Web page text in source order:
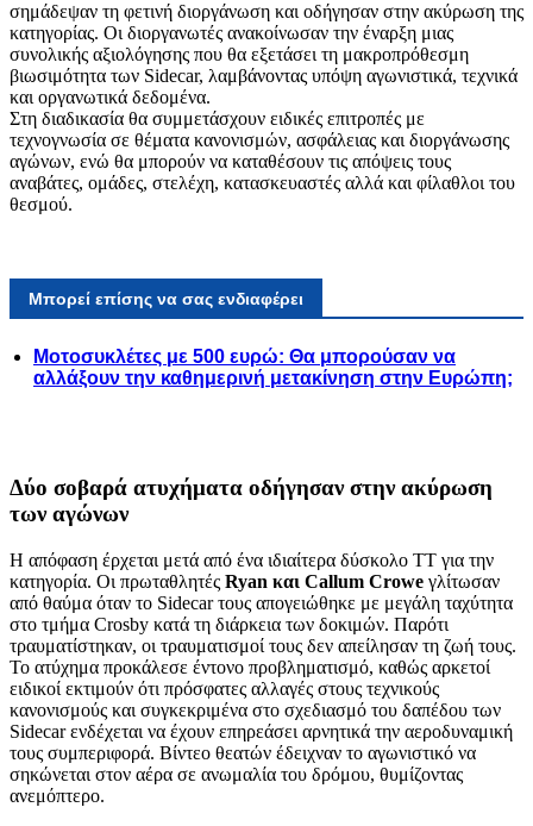
σημάδεψαν τη φετινή διοργάνωση και οδήγησαν στην ακύρωση της
κατηγορίας. Οι διοργανωτές ανακοίνωσαν την έναρξη μιας
συνολικής αξιολόγησης που θα εξετάσει τη μακροπρόθεσμη
βιωσιμότητα των Sidecar, λαμβάνοντας υπόψη αγωνιστικά, τεχνικά
και οργανωτικά δεδομένα.
Στη διαδικασία θα συμμετάσχουν ειδικές επιτροπές με
τεχνογνωσία σε θέματα κανονισμών, ασφάλειας και διοργάνωσης
αγώνων, ενώ θα μπορούν να καταθέσουν τις απόψεις τους
αναβάτες, ομάδες, στελέχη, κατασκευαστές αλλά και φίλαθλοι του
θεσμού.
Μπορεί επίσης να σας ενδιαφέρει
Μοτοσυκλέτες με 500 ευρώ: Θα μπορούσαν να
αλλάξουν την καθημερινή μετακίνηση στην Ευρώπη;
Δύο σοβαρά ατυχήματα οδήγησαν στην ακύρωση
των αγώνων
Η απόφαση έρχεται μετά από ένα ιδιαίτερα δύσκολο TT για την
κατηγορία. Οι πρωταθλητές Ryan και Callum Crowe γλίτωσαν
από θαύμα όταν το Sidecar τους απογειώθηκε με μεγάλη ταχύτητα
στο τμήμα Crosby κατά τη διάρκεια των δοκιμών. Παρότι
τραυματίστηκαν, οι τραυματισμοί τους δεν απείλησαν τη ζωή τους.
Το ατύχημα προκάλεσε έντονο προβληματισμό, καθώς αρκετοί
ειδικοί εκτιμούν ότι πρόσφατες αλλαγές στους τεχνικούς
κανονισμούς και συγκεκριμένα στο σχεδιασμό του δαπέδου των
Sidecar ενδέχεται να έχουν επηρεάσει αρνητικά την αεροδυναμική
τους συμπεριφορά. Βίντεο θεατών έδειχναν το αγωνιστικό να
σηκώνεται στον αέρα σε ανωμαλία του δρόμου, θυμίζοντας
ανεμόπτερο.